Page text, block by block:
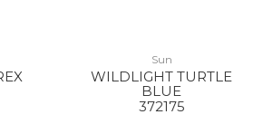
Sun
WILDLIGHT TURTLE
BLUE
372175